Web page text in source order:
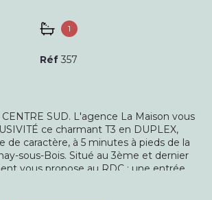
1
Réf 357
SUD. L'agence La Maison vous
ce charmant T3 en DUPLEX,
de caractère, à 5 minutes à pieds de la
sous-Bois. Situé au 3ème et dernier
vous propose au RDC : une entrée,